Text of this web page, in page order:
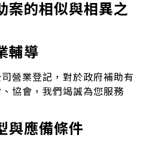
案的相似與相異之
輔導
司營業登記，對於政府補助有
協會，我們竭誠為您服務
與應備條件